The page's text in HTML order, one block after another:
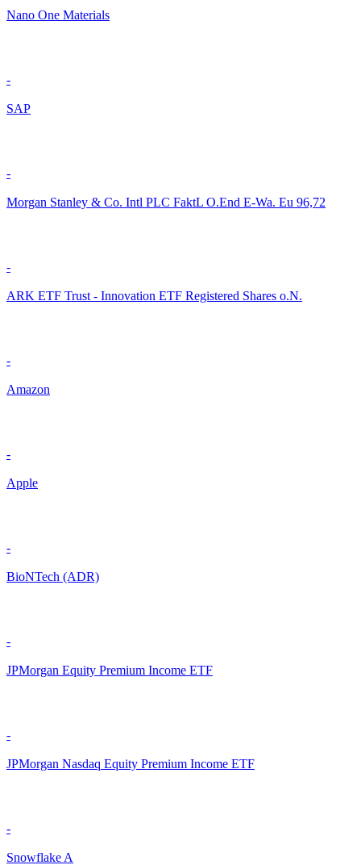
Nano One Materials
-
SAP
-
Morgan Stanley & Co. Intl PLC FaktL O.End E-Wa. Eu 96,72
-
ARK ETF Trust - Innovation ETF Registered Shares o.N.
-
Amazon
-
Apple
-
BioNTech (ADR)
-
JPMorgan Equity Premium Income ETF
-
JPMorgan Nasdaq Equity Premium Income ETF
-
Snowflake A